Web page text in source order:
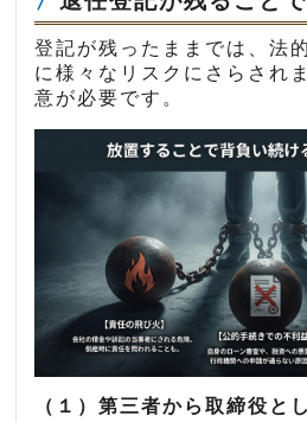
登記が残ったままでは、法
に様々なリスクにさらされ
意が必要です。
（１）第三者から取締役と